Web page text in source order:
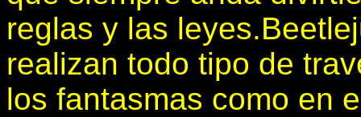
reglas y las
realizan todo tipo de
los fantasmas como en